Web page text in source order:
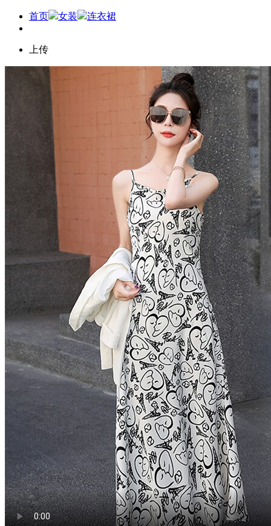
首页 女装 连衣裙
上传